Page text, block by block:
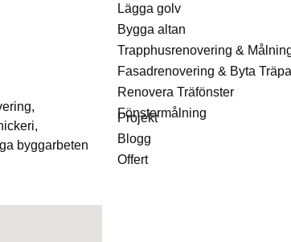
byggarbeten
Lägga golv
Bygga altan
Trapphusrenovering &
Fasadrenovering & Byta
Renovera Träfönster
Fönstermålning
Projekt
Blogg
Offert